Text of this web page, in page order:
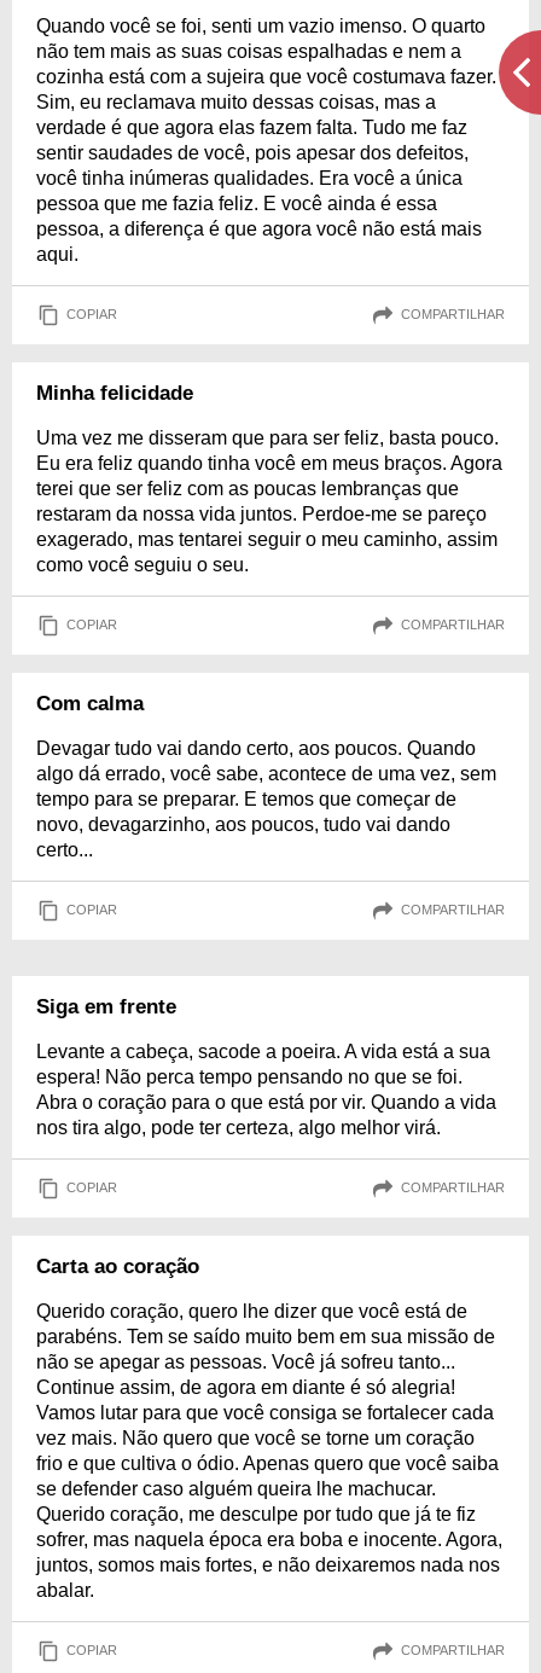
Quando você se foi, senti um vazio imenso. O quarto
não tem mais as suas coisas espalhadas e nem a
cozinha está com a sujeira que você costumava fazer.
Sim, eu reclamava muito dessas coisas, mas a
verdade é que agora elas fazem falta. Tudo me faz
sentir saudades de você, pois apesar dos defeitos,
você tinha inúmeras qualidades. Era você a única
pessoa que me fazia feliz. E você ainda é essa
pessoa, a diferença é que agora você não está mais
aqui.
COPIAR COMPARTILHAR
Minha felicidade
Uma vez me disseram que para ser feliz, basta pouco.
Eu era feliz quando tinha você em meus braços. Agora
terei que ser feliz com as poucas lembranças que
restaram da nossa vida juntos. Perdoe-me se pareço
exagerado, mas tentarei seguir o meu caminho, assim
como você seguiu o seu.
COPIAR COMPARTILHAR
Com calma
Devagar tudo vai dando certo, aos poucos. Quando
algo dá errado, você sabe, acontece de uma vez, sem
tempo para se preparar. E temos que começar de
novo, devagarzinho, aos poucos, tudo vai dando
certo...
COPIAR COMPARTILHAR
Siga em frente
Levante a cabeça, sacode a poeira. A vida está a sua
espera! Não perca tempo pensando no que se foi.
Abra o coração para o que está por vir. Quando a vida
nos tira algo, pode ter certeza, algo melhor virá.
COPIAR COMPARTILHAR
Carta ao coração
Querido coração, quero lhe dizer que você está de
parabéns. Tem se saído muito bem em sua missão de
não se apegar as pessoas. Você já sofreu tanto...
Continue assim, de agora em diante é só alegria!
Vamos lutar para que você consiga se fortalecer cada
vez mais. Não quero que você se torne um coração
frio e que cultiva o ódio. Apenas quero que você saiba
se defender caso alguém queira lhe machucar.
Querido coração, me desculpe por tudo que já te fiz
sofrer, mas naquela época era boba e inocente. Agora,
juntos, somos mais fortes, e não deixaremos nada nos
abalar.
COPIAR COMPARTILHAR